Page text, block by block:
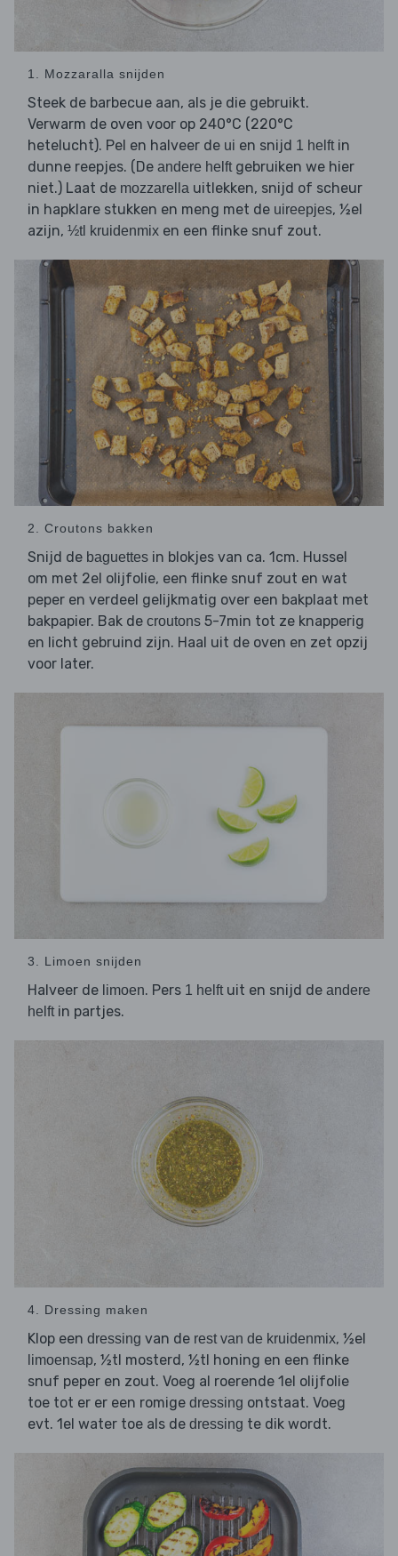
1. Mozzaralla snijden
Steek de barbecue aan, als je die gebruikt.
Verwarm de oven voor op 240°C (220°C
hetelucht). Pel en halveer de ui en snijd 1 helft in
dunne reepjes. (De andere helft gebruiken we hier
niet.) Laat de mozzarella uitlekken, snijd of scheur
in hapklare stukken en meng met de uireepjes, ½el
azijn, ½tl kruidenmix en een flinke snuf zout.
2. Croutons bakken
Snijd de baguettes in blokjes van ca. 1cm. Hussel
om met 2el olijfolie, een flinke snuf zout en wat
peper en verdeel gelijkmatig over een bakplaat met
bakpapier. Bak de croutons 5-7min tot ze knapperig
en licht gebruind zijn. Haal uit de oven en zet opzij
voor later.
3. Limoen snijden
Halveer de limoen. Pers 1 helftuit en snijd de andere
helftin partjes.
4. Dressing maken
Klop een dressing van de rest van de kruidenmix, ½el
limoensap, ½tl mosterd, ½tl honing en een flinke
snuf peper en zout. Voeg al roerende 1el olijfolie
toe tot er er een romige dressing ontstaat. Voeg
evt. 1el water toe als de dressing te dik wordt.